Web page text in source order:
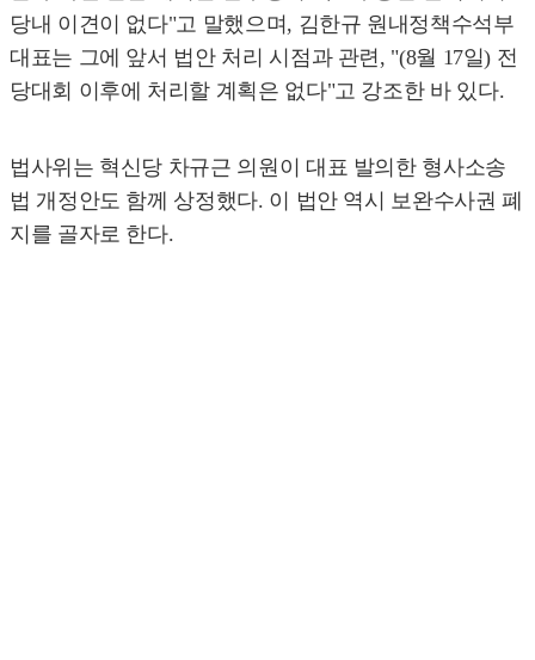
당내 이견이 없다"고 말했으며, 김한규 원내정책수석부
대표는 그에 앞서 법안 처리 시점과 관련, "(8월 17일) 전
당대회 이후에 처리할 계획은 없다"고 강조한 바 있다.
법사위는 혁신당 차규근 의원이 대표 발의한 형사소송
법 개정안도 함께 상정했다. 이 법안 역시 보완수사권 폐
지를 골자로 한다.